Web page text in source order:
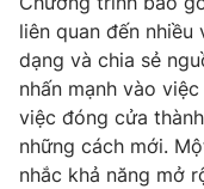
VTV4
VTV9
Liên hệ tòa soạn
liên quan đến
dạng và chia sẻ
nhấn mạnh vào
việc đóng cửa
những cách mới.
nhắc khả năng mở